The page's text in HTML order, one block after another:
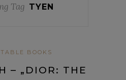
Tag TYEN
BOOKS
– „DIOR: THE